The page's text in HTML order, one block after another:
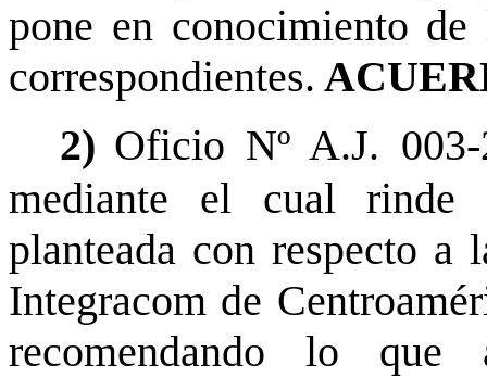
pone en conocimiento
correspondientes.
2) Oficio Nº A.J.
mediante el cual
planteada con respecto a
Integracom de
recomendando lo que